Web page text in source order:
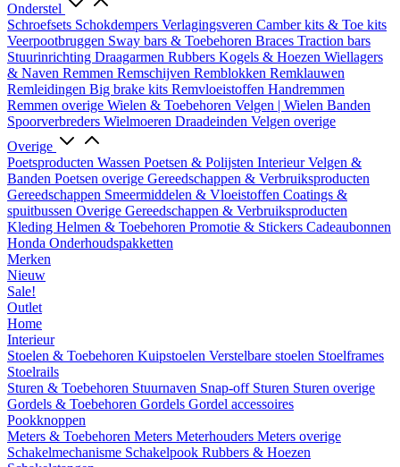
Onderstel
Schroefsets Schokdempers Verlagingsveren Camber kits & Toe kits
Veerpootbruggen Sway bars & Toebehoren Braces Traction bars
Stuurinrichting Draagarmen Rubbers Kogels & Hoezen Wiellagers
& Naven Remmen Remschijven Remblokken Remklauwen
Remleidingen Big brake kits Remvloeistoffen Handremmen
Remmen overige Wielen & Toebehoren Velgen | Wielen Banden
Spoorverbreders Wielmoeren Draadeinden Velgen overige
Overige
Poetsproducten Wassen Poetsen & Polijsten InterieurVelgen &
Banden Poetsen overige Gereedschappen & Verbruiksproducten
Gereedschappen Smeermiddelen & Vloeistoffen Coatings &
spuitbussen Overige Gereedschappen & Verbruiksproducten
Kleding Helmen & Toebehoren Promotie & Stickers Cadeaubonnen
Honda Onderhoudspakketten
Merken
Nieuw
Sale!
Outlet
Home
Interieur
Stoelen & Toebehoren Kuipstoelen Verstelbare stoelen Stoelframes
Stoelrails
Sturen & Toebehoren Stuurnaven Snap-off Sturen Sturen overige
Gordels & Toebehoren Gordels Gordel accessoires
Pookknoppen
Meters & Toebehoren Meters Meterhouders Meters overige
Schakelmechanisme Schakelpook Rubbers & Hoezen